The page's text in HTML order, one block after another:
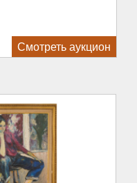
Смотреть аукцион